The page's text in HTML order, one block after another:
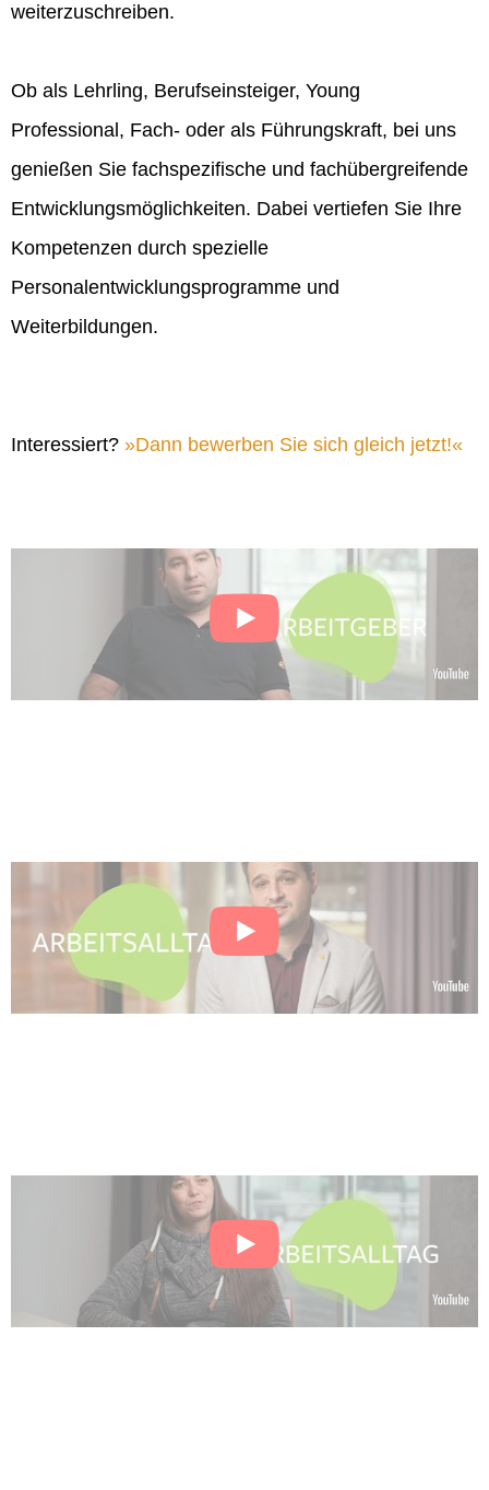
weiterzuschreiben.
Ob als Lehrling, Berufseinsteiger, Young
Professional, Fach- oder als Führungskraft, bei uns
genießen Sie fachspezifische und fachübergreifende
Entwicklungsmöglichkeiten. Dabei vertiefen Sie Ihre
Kompetenzen durch spezielle
Personalentwicklungsprogramme und
Weiterbildungen.
Interessiert? Dann bewerben Sie sich gleich jetzt!